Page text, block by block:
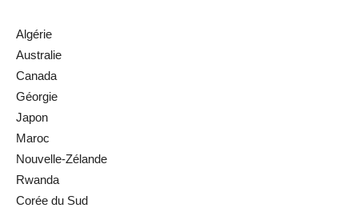
Algérie
Australie
Canada
Géorgie
Japon
Maroc
Nouvelle-Zélande
Rwanda
Corée du Sud